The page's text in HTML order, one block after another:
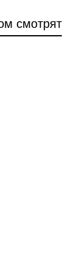
смотрят